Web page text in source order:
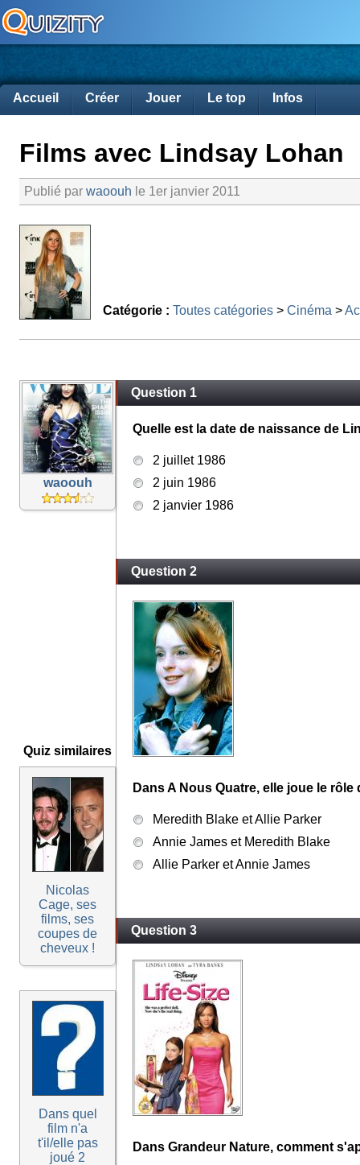
Accueil Créer Jouer Le top Infos
Films avec Lindsay Lohan
Publié par waoouh le 1er janvier 2011
Catégorie : Toutes catégories > Cinéma >
waoouh
Quiz similaires
Nicolas
Cage, ses
films, ses
coupes de
cheveux !
Dans quel
film n'a
t'il/elle pas
joué 2
Question 1
Quelle est la date de naissance de
2 juillet 1986
2 juin 1986
2 janvier 1986
Question 2
Dans A Nous Quatre, elle joue le rôle
Meredith Blake et Allie Parker
Annie James et Meredith Blake
Allie Parker et Annie James
Question 3
Dans Grandeur Nature, comment